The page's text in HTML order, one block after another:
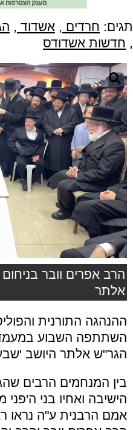
תגים: חרדים , אשדוד ,
, חדשות אשדודס
הרב אפרים וובר
אלתר
ההנהגה התורנית
השתתפה השבוע
הגר"ש אלתר היושב
בין המנחמים הרבים
הישיבה ואחיו בני
אמם הרבנית ע"ה נראו